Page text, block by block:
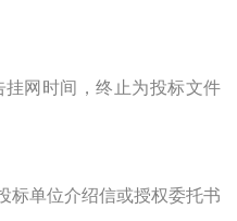
挂网时间，终止为投标文件
标单位介绍信或授权委托书